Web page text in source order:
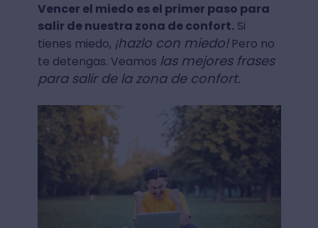
Vencer el miedo es el primer paso para
salir de nuestra zona de confort.Si
tienes miedo, ¡hazlo con miedo!Pero no
te detengas. Veamos las mejores frases
para salir de la zona de confort.